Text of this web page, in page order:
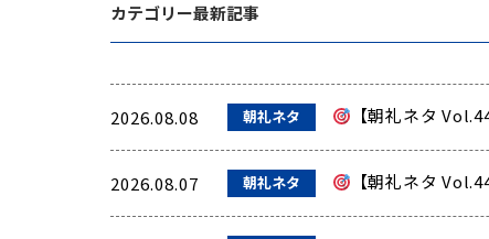
カテゴリー最新記事
2026.08.08 朝礼ネタ 【朝礼ネタ
2026.08.07 朝礼ネタ 【朝礼ネタ